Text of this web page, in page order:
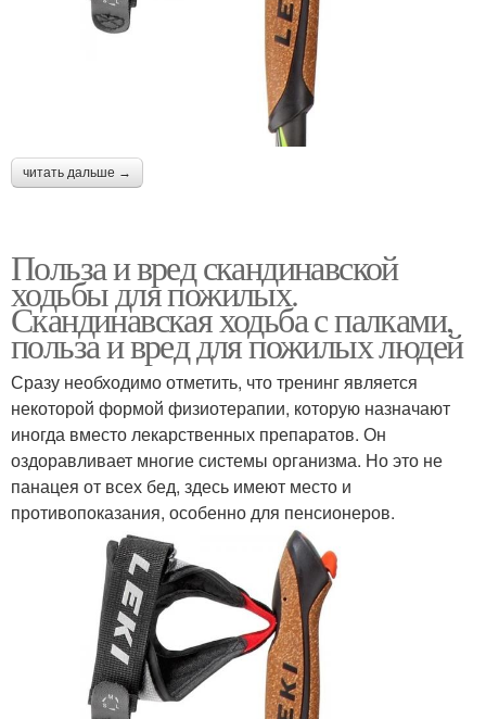
читать дальше →
Польза и вред скандинавской
ходьбы для пожилых.
Скандинавская ходьба с палками,
польза и вред для пожилых людей
Сразу необходимо отметить, что тренинг является
некоторой формой физиотерапии, которую назначают
иногда вместо лекарственных препаратов. Он
оздоравливает многие системы организма. Но это не
панацея от всех бед, здесь имеют место и
противопоказания, особенно для пенсионеров.